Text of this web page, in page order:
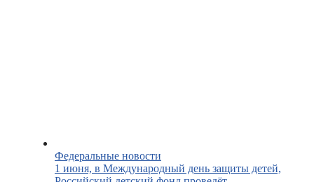
Федеральные новости
1 июня, в Международный день защиты детей,